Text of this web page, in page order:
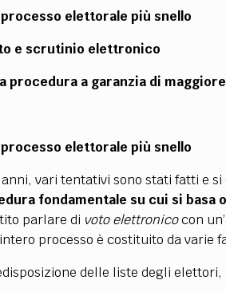
processo elettorale più snello
e scrutinio elettronico
procedura a garanzia di
processo elettorale più snello
vari tentativi sono stati fatti e
fondamentale su cui si
parlare di voto elettronicocon
processo è costituito da varie
delle liste degli elettori,